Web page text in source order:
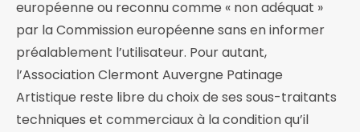
européenne ou reconnu comme « non adéquat »
par la Commission européenne sans en informer
préalablement l’utilisateur. Pour autant,
l’Association Clermont Auvergne Patinage
Artistique reste libre du choix de ses sous-traitants
techniques et commerciaux à la condition qu’il